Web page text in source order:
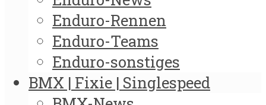
Enduro-Rennen
Enduro-Teams
Enduro-sonstiges
BMX | Fixie | Singlespeed